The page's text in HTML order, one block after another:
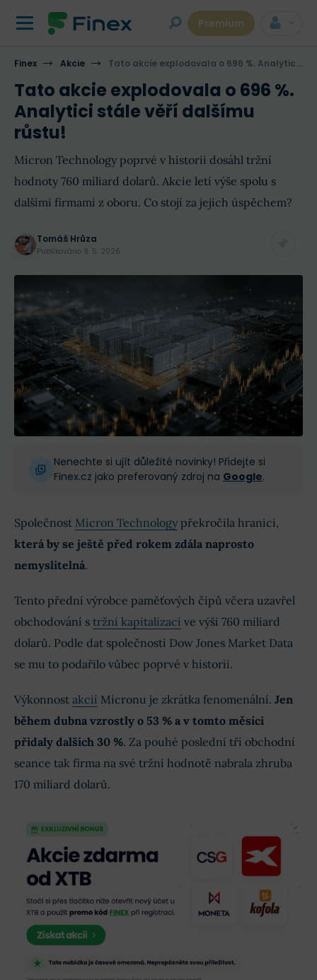
Premium
Finex Akcie Tato akcie explodovala o 696 %. Analytici stále věří dalšímu růstu!
Tato akcie explodovala o 696 %.
Analytici stále věří dalšímu
růstu!
Micron Technology poprvé v historii dosáhl tržní
hodnoty 760 miliard dolarů. Akcie letí výše spolu s
dalšími firmami z oboru. Co stojí za jejich úspěchem?
Tomáš Hrůza
Publikováno 9. 5. 2026
Nenechte si ujít důležité novinky! Přidejte si
Finex.cz jako preferovaný zdroj na Google.
Společnost Micron Technology překročila hranici,
která by se ještě před rokem zdála naprosto
nemyslitelná.
Tento přední výrobce paměťových čipů včera uzavřel
obchodování s tržní kapitalizací ve výši 760 miliard
dolarů. Podle dat společnosti Dow Jones Market Data
se mu to podařilo vůbec poprvé v historii.
Výkonnost akcií Micronu je zkrátka fenomenální. Jen
během dubna vzrostly o 53 % a v tomto měsíci
přidaly dalších 30 %. Za pouhé poslední tři obchodní
seance tak firma na své tržní hodnotě nabrala zhruba
170 miliard dolarů.